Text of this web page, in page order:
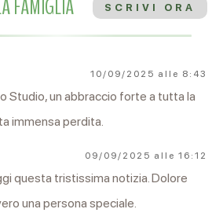
FAMIGLIA
SCRIVI ORA
10/09/2025 alle 8:43
Studio, un abbraccio forte a tutta la
immensa perdita.
09/09/2025 alle 16:12
questa tristissima notizia. Dolore
una persona speciale.